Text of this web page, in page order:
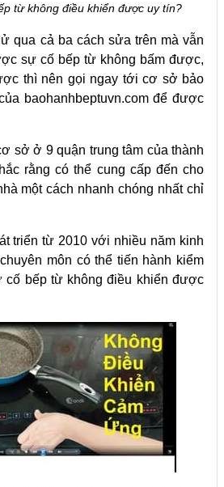
từ không điều khiển được uy tín?
qua cả ba cách sửa trên mà vẫn
sự cố bếp từ không bấm được,
thì nên gọi ngay tới cơ sở bảo
baohanhbeptuvn.com để được
sở ở 9 quận trung tâm của thành
rằng có thể cung cấp đến cho
một cách nhanh chóng nhất chỉ
triển từ 2010 với nhiều năm kinh
môn có thể tiến hành kiểm
cố bếp từ không điều khiển được